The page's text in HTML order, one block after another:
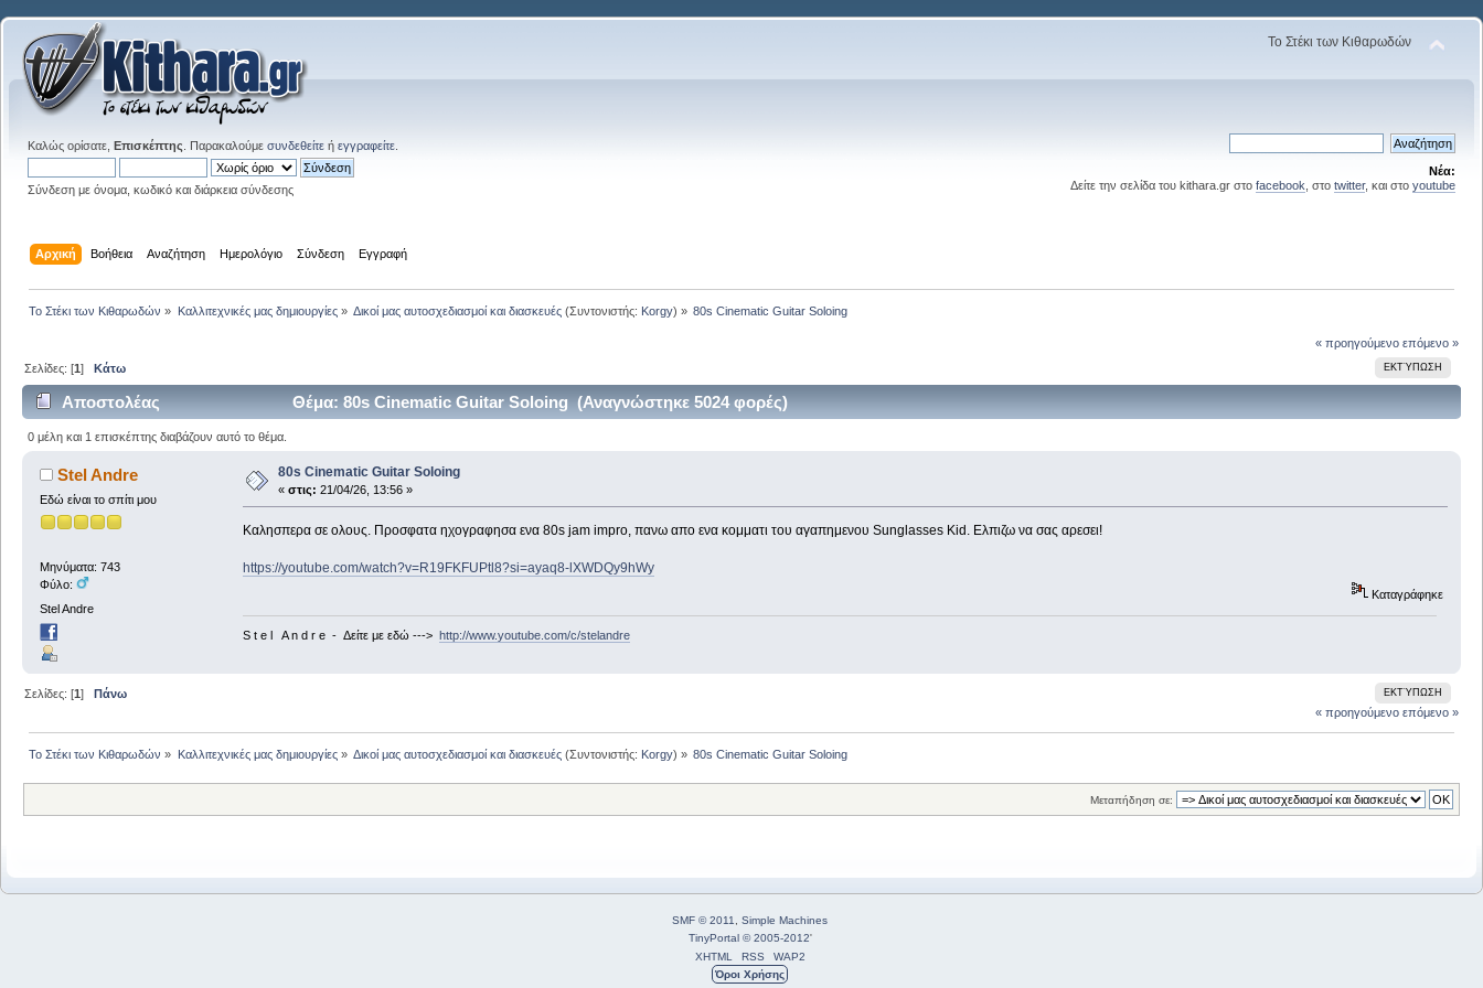
Το Στέκι των Κιθαρωδών
Καλώς ορίσατε, Επισκέπτης . Παρακαλούμε συνδεθείτε ή εγγραφείτε
Σύνδεση με όνομα, κωδικό και διάρκεια σύνδεσης
Νέα:
Δείτε την σελίδα του kithara.gr στο facebook , στο twitter, και στο youtube
Αρχική Βοήθεια Αναζήτηση Ημερολόγιο Σύνδεση Εγγραφή
Το Στέκι των Κιθαρωδών » Καλλιτεχνικές μας δημιουργίες» Δικοί μας αυτοσχεδιασμοί και διασκευές(Συντονιστής: Korgy) » 80s Cinematic Guitar Soloing
« προηγούμενο επόμενο »
ΕΚΤΎΠΩΣΗ
Σελίδες: [1]Κάτω
Αποστολέας Θέμα: 80s Cinematic Guitar Soloing (Αναγνώστηκε 5024 φορές)
0 μέλη και 1 επισκέπτης διαβάζουν αυτό το θέμα.
Stel Andre
Εδώ είναι το σπίτι μου
Μηνύματα: 743
Φύλο:
Stel Andre
80s Cinematic Guitar Soloing
« στις: 21/04/26, 13:56 »
Καλησπερα σε ολους. Προσφατα ηχογραφησα ενα 80s jam impro, πανω απο ενα κομματι του αγαπημενου Sunglasses Kid. Ελπιζω να σας αρεσει!
https://youtube.com/watch?v=R19FKFUPtl8?si=ayaq8-lXWDQy9hWy
Καταγράφηκε
S t e l A n d r e - Δείτε με εδώ ---> http://www.youtube.com/c/stelandre
ΕΚΤΎΠΩΣΗ
Σελίδες: [1]Πάνω
« προηγούμενο επόμενο »
Το Στέκι των Κιθαρωδών » Καλλιτεχνικές μας δημιουργίες» Δικοί μας αυτοσχεδιασμοί και διασκευές(Συντονιστής: Korgy) » 80s Cinematic Guitar Soloing
Μεταπήδηση σε:
SMF © 2011, Simple Machines
TinyPortal © 2005-2012'
XHTML
RSS
WAP2
Όροι Χρήσης